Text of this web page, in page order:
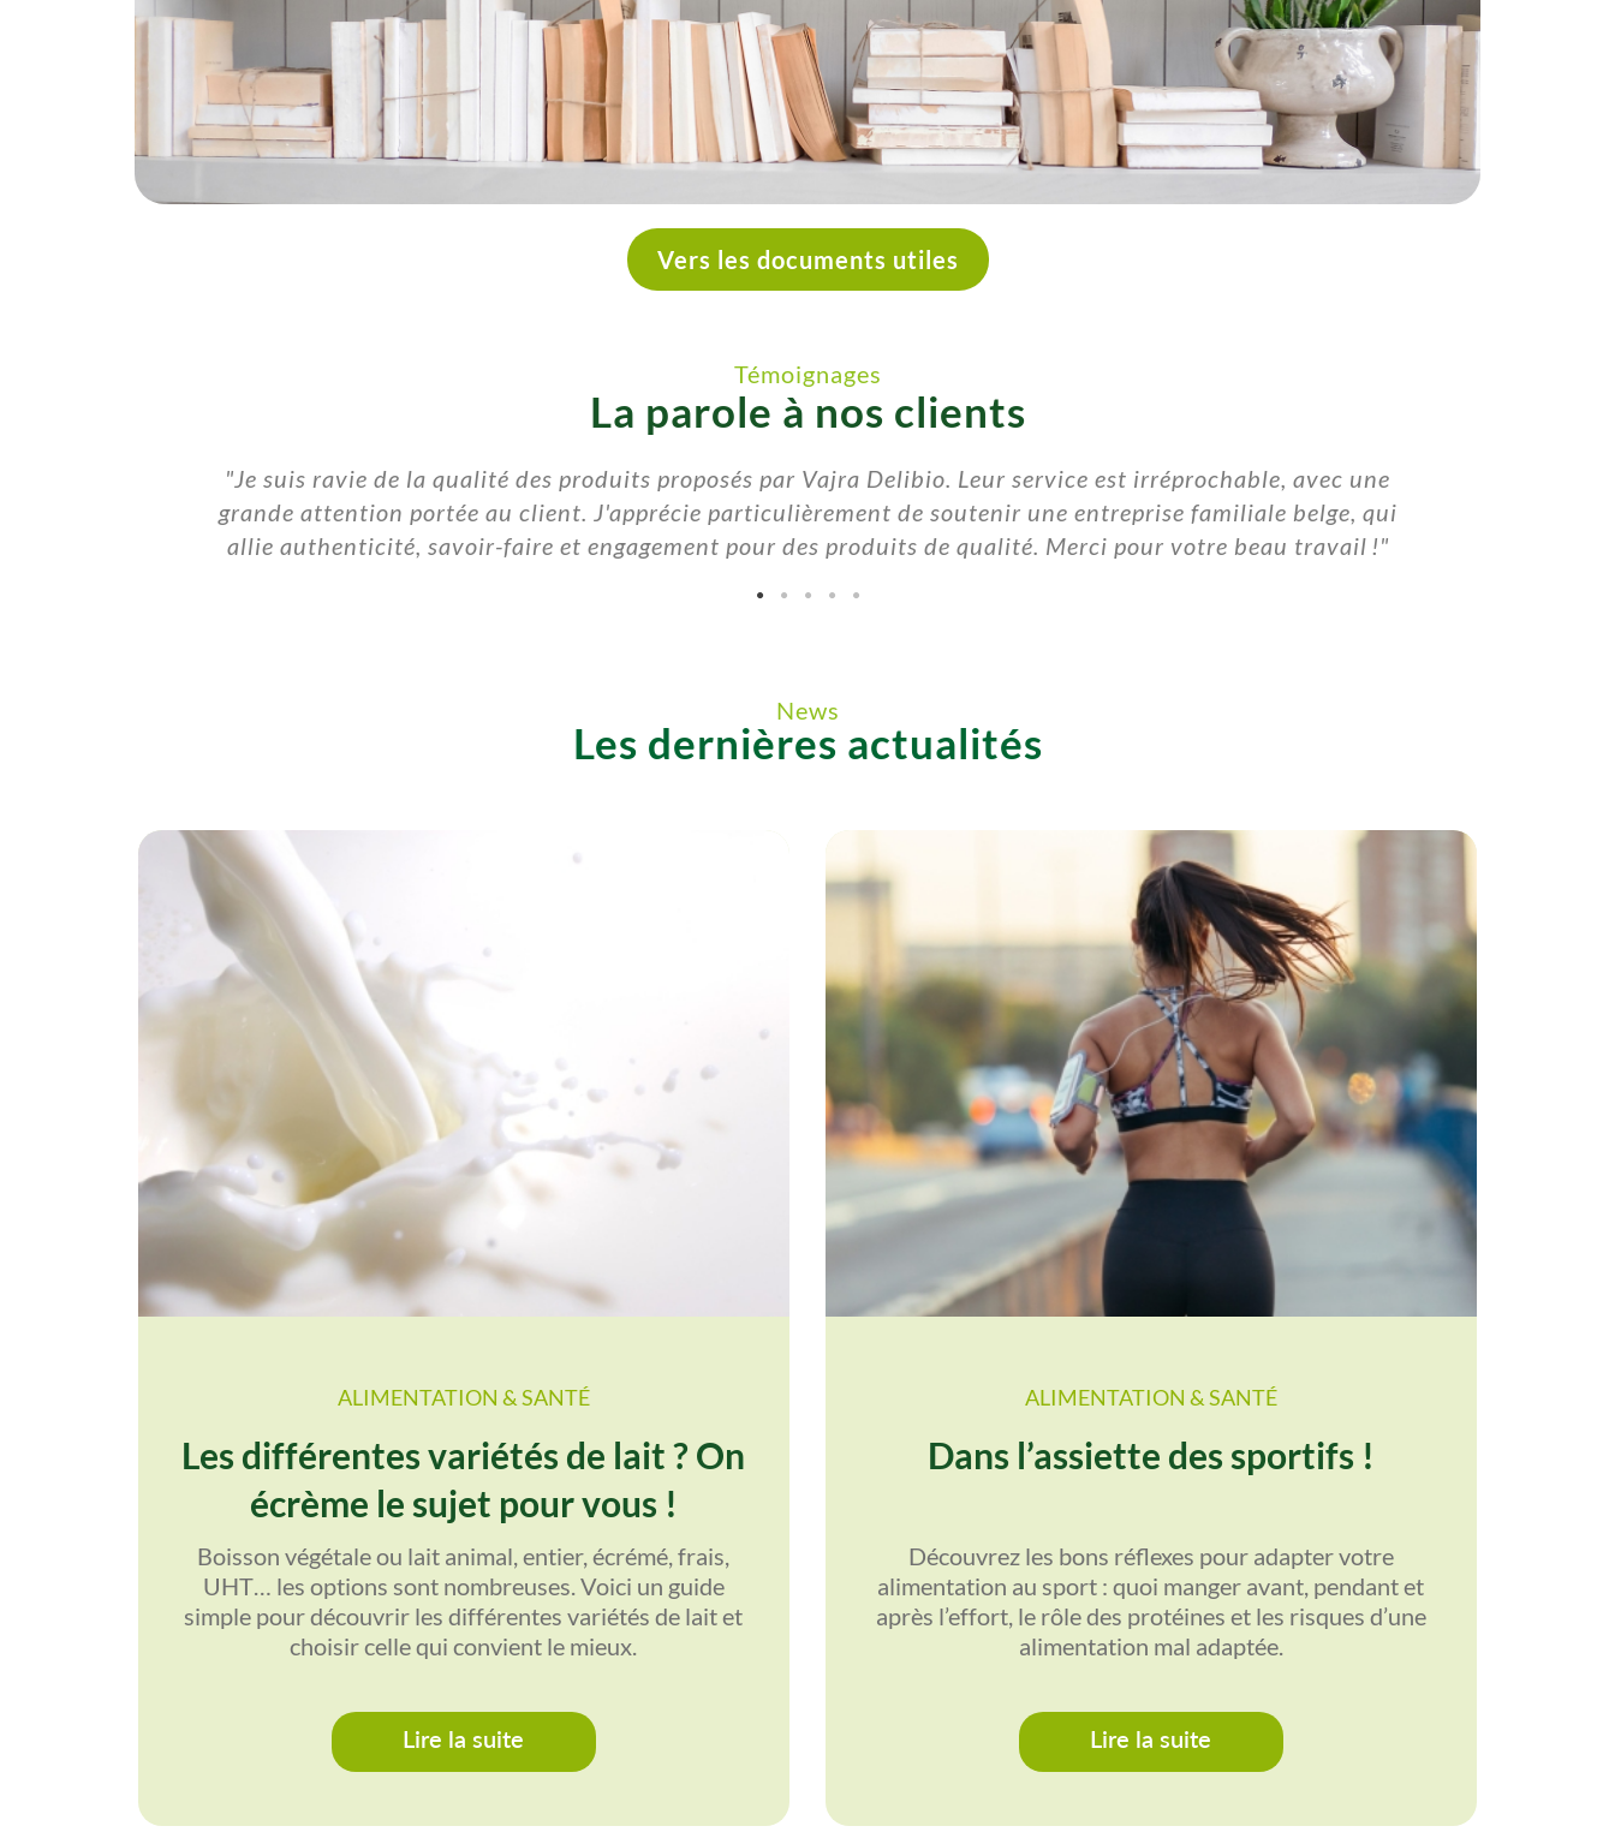
Vers les documents utiles
Témoignages
La parole à nos clients
"Je suis ravie de la qualité des produits proposés par Vajra Delibio. Leur service est irréprochable, avec une
grande attention portée au client. J'apprécie particulièrement de soutenir une entreprise familiale belge, qui
allie authenticité, savoir-faire et engagement pour des produits de qualité. Merci pour votre beau travail !"
News
Les dernières actualités
ALIMENTATION & SANTÉ
Les différentes variétés de lait ? On
écrème le sujet pour vous !
Boisson végétale ou lait animal, entier, écrémé, frais,
UHT… les options sont nombreuses. Voici un guide
simple pour découvrir les différentes variétés de lait et
choisir celle qui convient le mieux.
Lire la suite
ALIMENTATION & SANTÉ
Dans l’assiette des sportifs !
Découvrez les bons réflexes pour adapter votre
alimentation au sport : quoi manger avant, pendant et
après l’effort, le rôle des protéines et les risques d’une
alimentation mal adaptée.
Lire la suite